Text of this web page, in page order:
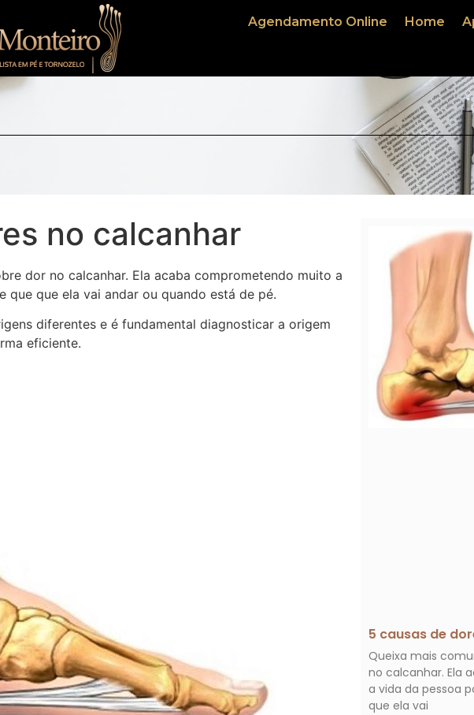
Agendamento Online Home
no calcanhar
dor no calcanhar. Ela acaba comprometendo muito a
que que ela vai andar ou quando está de pé.
diferentes e é fundamental diagnosticar a origem
eficiente.
5 causas de
Queixa mais
no calcanhar. Ela
a vida da pessoa
que ela vai